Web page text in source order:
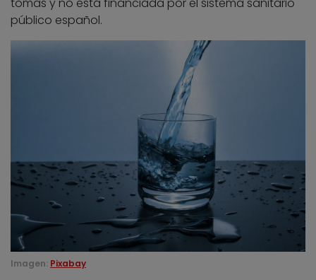
tomas y no está financiada por el sistema sanitario
público español.
Imagen: Pixabay